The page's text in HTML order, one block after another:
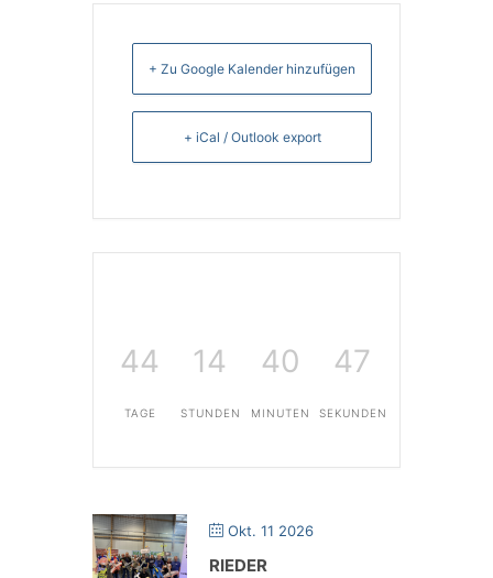
+ Zu Google Kalender hinzufügen
+ iCal / Outlook export
44
TAGE
14
STUNDEN
40
MINUTEN
47
SEKUNDEN
Okt. 11 2026
RIEDER